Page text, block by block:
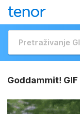
Goddammit! GIF